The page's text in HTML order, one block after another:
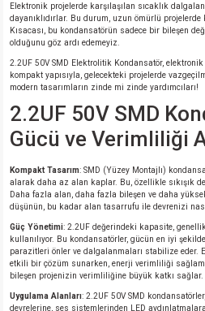
Elektronik projelerde karşılaşılan sıcaklık
dayanıklıdırlar. Bu durum, uzun ömürlü projelerde
Kısacası, bu kondansatörün sadece bir bileşen
olduğunu göz ardı edemeyiz.
2.2UF 50V SMD Elektrolitik Kondansatör,
kompakt yapısıyla, gelecekteki projelerde
modern tasarımların zinde mi zinde yardımcıları!
2.2UF 50V SMD
Gücü ve Verimliliği
Kompakt Tasarım: SMD (Yüzey Montajlı)
alarak daha az alan kaplar. Bu, özellikle sıkışık
Daha fazla alan, daha fazla bileşen ve daha
düşünün, bu kadar alan tasarrufu ile devrenizi
Güç Yönetimi: 2.2UF değerindeki kapasite,
kullanılıyor. Bu kondansatörler, gücün en iyi
parazitleri önler ve dalgalanmaları stabilize eder.
etkili bir çözüm sunarken, enerji verimliliği
bileşen projenizin verimliliğine büyük katkı sağlar.
Uygulama Alanları: 2.2UF 50V SMD
devrelerine, ses sistemlerinden LED